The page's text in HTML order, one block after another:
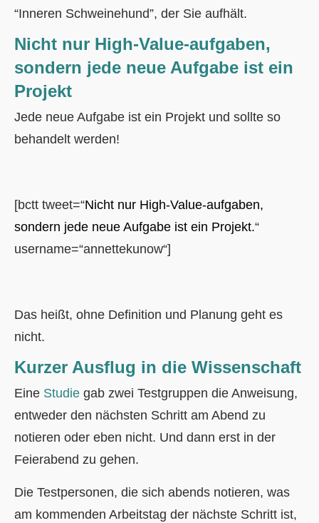
“Inneren Schweinehund”, der Sie aufhält.
Nicht nur High-Value-aufgaben,
sondern jede neue Aufgabe ist ein
Projekt
Jede neue Aufgabe ist ein Projekt und sollte so
behandelt werden!
[bctt tweet=“Nicht nur High-Value-aufgaben,
sondern jede neue Aufgabe ist ein Projekt.“
username=“annettekunow“]
Das heißt, ohne Definition und Planung geht es
nicht.
Kurzer Ausflug in die Wissenschaft
Eine Studie gab zwei Testgruppen die Anweisung,
entweder den nächsten Schritt am Abend zu
notieren oder eben nicht. Und dann erst in der
Feierabend zu gehen.
Die Testpersonen, die sich abends notieren, was
am kommenden Arbeitstag der nächste Schritt ist,